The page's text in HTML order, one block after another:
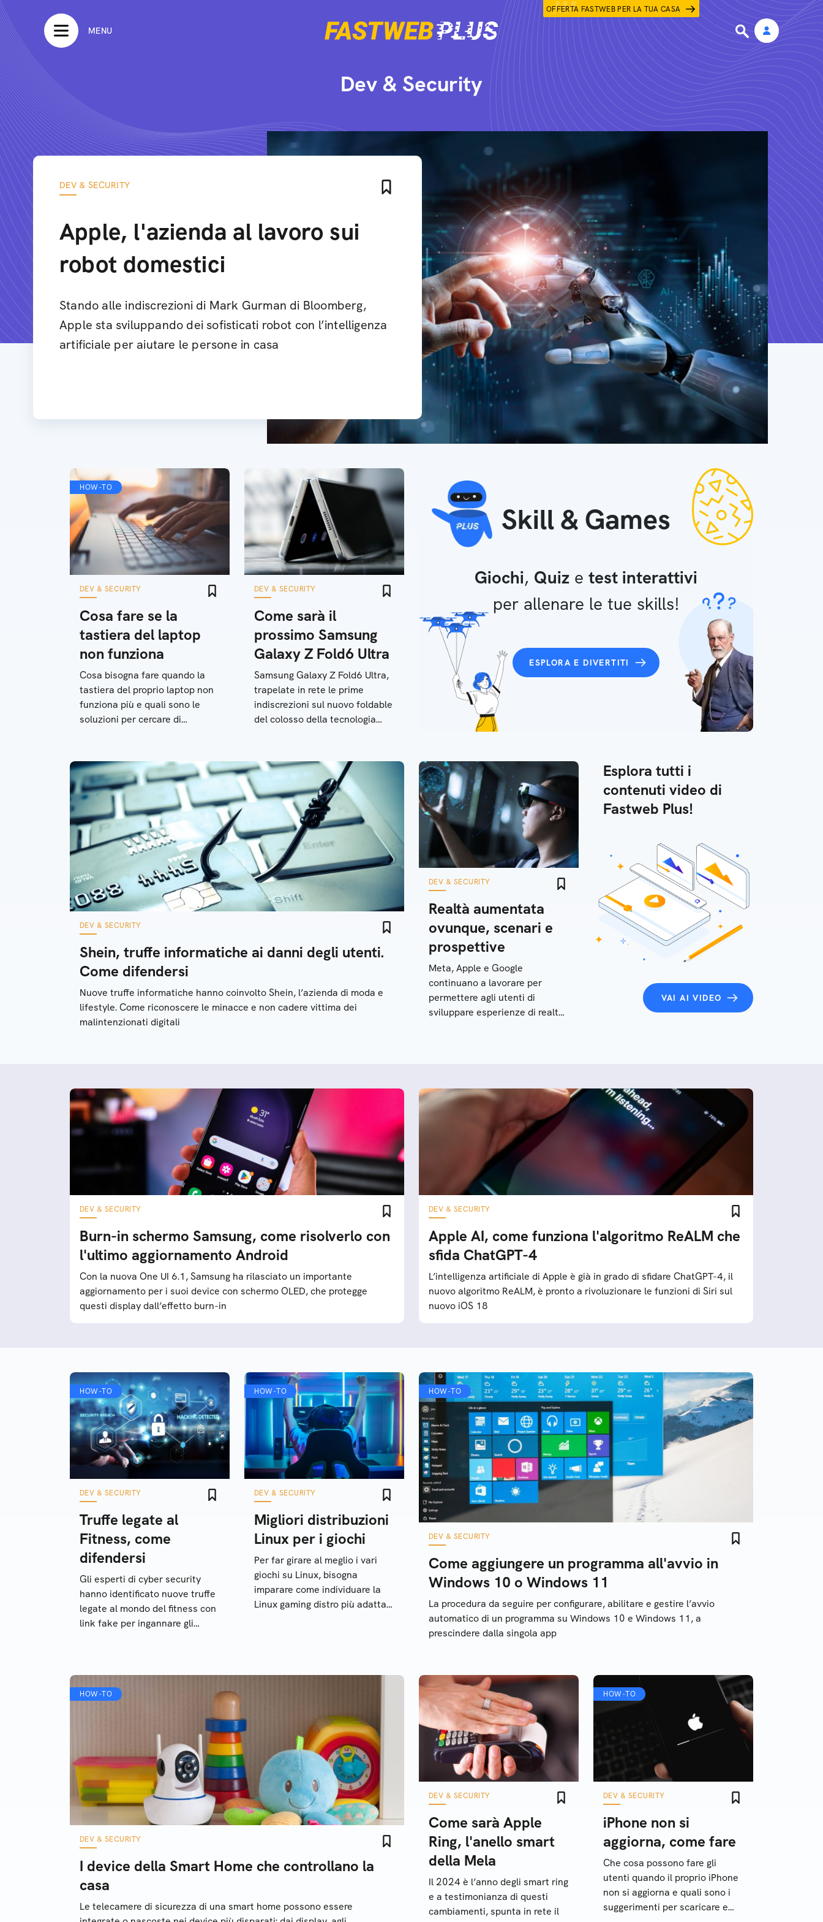
OFFERTA FASTWEB PER LA TUA CASA
MENU
Dev & Security
DEV & SECURITY
Apple, l'azienda al lavoro sui
robot domestici
Stando alle indiscrezioni di Mark Gurman di Bloomberg,
Apple sta sviluppando dei sofisticati robot con l’intelligenza
artificiale per aiutare le persone in casa
HOW-TO
DEV & SECURITY
Cosa fare se la
tastiera del laptop
non funziona
Cosa bisogna fare quando la
tastiera del proprio laptop non
funziona più e quali sono le
soluzioni per cercare di
DEV & SECURITY
Come sarà il
prossimo Samsung
Galaxy Z Fold6 Ultra
Samsung Galaxy Z Fold6 Ultra,
trapelate in rete le prime
indiscrezioni sul nuovo foldable
del colosso della tecnologia
Skill & Games
Giochi, Quiz e test interattivi
per allenare le tue skills!
ESPLORA E DIVERTITI
DEV & SECURITY
Shein, truffe informatiche ai danni degli utenti.
Come difendersi
Nuove truffe informatiche hanno coinvolto Shein, l’azienda di moda e
lifestyle. Come riconoscere le minacce e non cadere vittima dei
malintenzionati digitali
DEV & SECURITY
Realtà aumentata
ovunque, scenari e
prospettive
Meta, Apple e Google
continuano a lavorare per
permettere agli utenti di
sviluppare esperienze di realtà
Esplora tutti i
contenuti video di
Fastweb Plus!
VAI AI VIDEO
DEV & SECURITY
Burn-in schermo Samsung, come risolverlo con
l'ultimo aggiornamento Android
Con la nuova One UI 6.1, Samsung ha rilasciato un importante
aggiornamento per i suoi device con schermo OLED, che protegge
questi display dall’effetto burn-in
DEV & SECURITY
Apple AI, come funziona l'algoritmo ReALM che
sfida ChatGPT-4
L’intelligenza artificiale di Apple è già in grado di sfidare ChatGPT-4, il
nuovo algoritmo ReALM, è pronto a rivoluzionare le funzioni di Siri sul
nuovo iOS 18
HOW-TO
DEV & SECURITY
Truffe legate al
Fitness, come
difendersi
Gli esperti di cyber security
hanno identificato nuove truffe
legate al mondo del fitness con
link fake per ingannare gli
HOW-TO
DEV & SECURITY
Migliori distribuzioni
Linux per i giochi
Per far girare al meglio i vari
giochi su Linux, bisogna
imparare come individuare la
Linux gaming distro più adatta
HOW-TO
DEV & SECURITY
Come aggiungere un programma all'avvio in
Windows 10 o Windows 11
La procedura da seguire per configurare, abilitare e gestire l’avvio
automatico di un programma su Windows 10 e Windows 11, a
prescindere dalla singola app
HOW-TO
DEV & SECURITY
I device della Smart Home che controllano la
casa
Le telecamere di sicurezza di una smart home possono essere
DEV & SECURITY
Come sarà Apple
Ring, l'anello smart
della Mela
Il 2024 è l’anno degli smart ring
e a testimonianza di questi
cambiamenti, spunta in rete il
HOW-TO
DEV & SECURITY
iPhone non si
aggiorna, come fare
Che cosa possono fare gli
utenti quando il proprio iPhone
non si aggiorna e quali sono i
suggerimenti per scaricare e